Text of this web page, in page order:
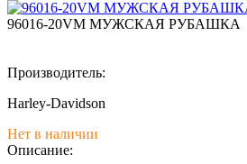
96016-20VM МУЖСКАЯ РУБАШКА
Производитель:
Harley-Davidson
Нет в наличии
Описание: